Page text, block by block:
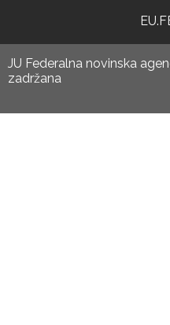
JU Federalna novinska
zadržana